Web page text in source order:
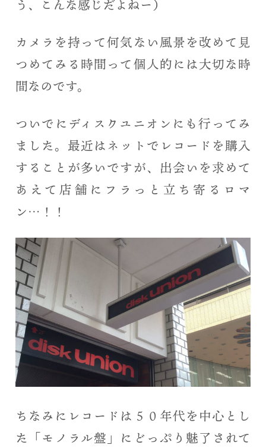
う、こんな感じだよねー）
カメラを持って何気ない風景を改めて見
つめてみる時間って個人的には大切な時
間なのです。
ついでにディスクユニオンにも行ってみ
ました。最近はネットでレコードを購入
することが多いですが、出会いを求めて
あえて店舗にフラっと立ち寄るロマ
ン…！！
ちなみにレコードは５０年代を中心とし
た「モノラル盤」にどっぷり魅了されて